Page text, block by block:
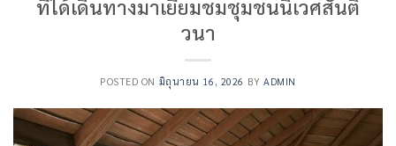
ที่ได้เดินทางมาเยี่ยมชมชุมชนนิเวศสันติ
วนา
POSTED ON มิถุนายน 16, 2026 BYADMIN